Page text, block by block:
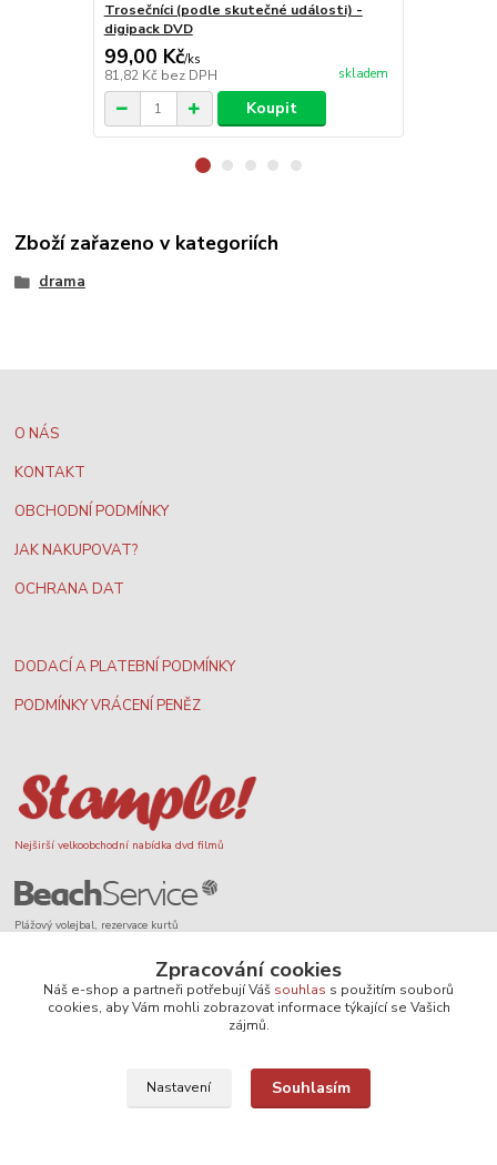
Trosečníci (podle skutečné události) -
digipack DVD
99,00 Kč/ks
81,82 Kč bez DPH skladem
Koupit
Zboží zařazeno v kategoriích
drama
O NÁS
KONTAKT
OBCHODNÍ PODMÍNKY
JAK NAKUPOVAT?
OCHRANA DAT
DODACÍ A PLATEBNÍ PODMÍNKY
PODMÍNKY VRÁCENÍ PENĚZ
Nejširší velkoobchodní nabídka dvd filmů
Plážový volejbal, rezervace kurtů
Zpracování cookies
Náš e-shop a partneři potřebují Váš souhlas s použitím souborů
cookies, aby Vám mohli zobrazovat informace týkající se Vašich
zájmů.
Nastavení Souhlasím